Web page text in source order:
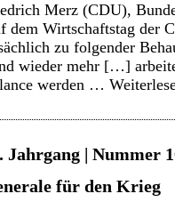
Merz (CDU),
dem Wirtschaftstag der
zu folgender
wieder mehr […]
werden …
Jahrgang | Nummer
für den Krieg